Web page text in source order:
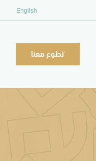
English
تطوع معنا